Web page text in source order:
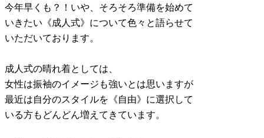
今年早くも？！いや、そろそろ準備を始めて
いきたい《成人式》について色々と語らせて
いただいております。
成人式の晴れ着としては、
女性は振袖のイメージも強いとは思いますが
最近は自分のスタイルを《自由》に選択して
いる方もどんどん増えてきています。